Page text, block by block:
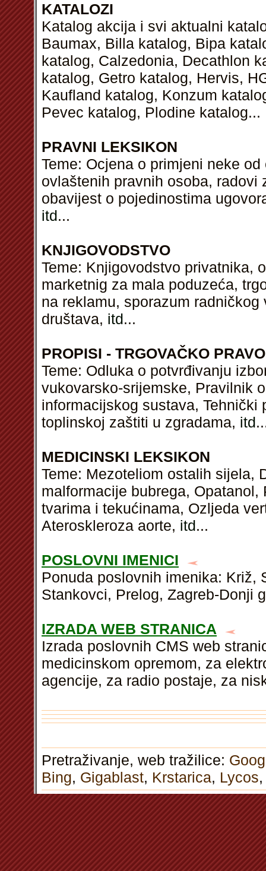
KATALOZI
Katalog akcija i svi aktualni
Baumax, Billa katalog, Bipa
katalog, Calzedonia, Decathlon
katalog, Getro katalog, Hervis,
Kaufland katalog, Konzum
Pevec katalog, Plodine katalog...
PRAVNI LEKSIKON
Teme: Ocjena o primjeni neke
ovlaštenih pravnih osoba, radovi
obavijest o pojedinostima
itd...
KNJIGOVODSTVO
Teme: Knjigovodstvo privatnika,
marketnig za mala poduzeća,
na reklamu, sporazum
društava, itd...
PROPISI - TRGOVAČKO PRAVO
Teme: Odluka o potvrđivanju
vukovarsko-srijemske, Pravilnik
informacijskog sustava,
toplinskoj zaštiti u zgradama, itd
MEDICINSKI LEKSIKON
Teme: Mezoteliom ostalih sijela,
malformacije bubrega,
tvarima i tekućinama, Ozljeda
Ateroskleroza aorte, itd...
POSLOVNI IMENICI
Ponuda poslovnih imenika: Križ,
Stankovci, Prelog, Zagreb-Donji
IZRADA WEB STRANICA
Izrada poslovnih CMS web
medicinskom opremom, za
agencije, za radio postaje, za
Pretraživanje, web tražilice:
Bing, Gigablast, Krstarica, Lycos